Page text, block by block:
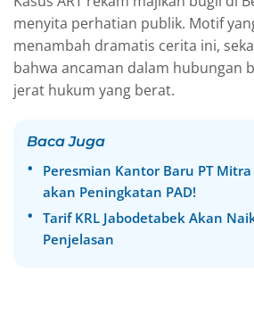
menyita perhatian publik. Motif
menambah dramatis cerita ini,
bahwa ancaman dalam hubungan
jerat hukum yang berat.
Baca Juga
Peresmian Kantor Baru PT
akan Peningkatan PAD!
Tarif KRL Jabodetabek Akan
Penjelasan